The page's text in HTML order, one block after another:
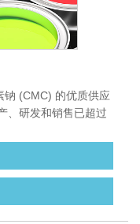
(CMC) 的优质供应
、研发和销售已超过